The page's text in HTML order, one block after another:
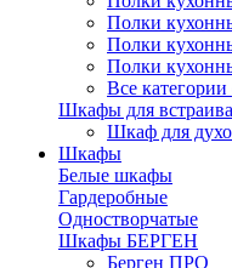
Полки
Полки
Полки
Все категории
Шкафы для
Шкаф для
Шкафы
Белые шкафы
Гардеробные
Одностворчатые
Шкафы БЕРГЕН
Берген ПРО